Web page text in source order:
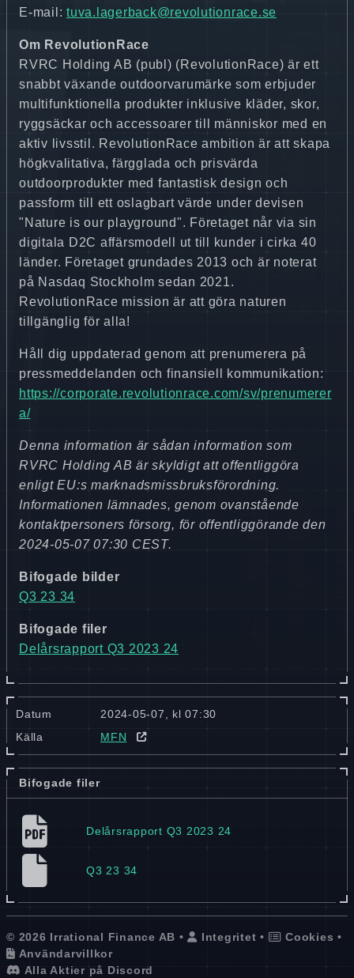
E-mail: tuva.lagerback@revolutionrace.se
Om RevolutionRace
RVRC Holding AB (publ) (RevolutionRace) är ett
snabbt växande outdoorvarumärke som erbjuder
multifunktionella produkter inklusive kläder, skor,
ryggsäckar och accessoarer till människor med en
aktiv livsstil. RevolutionRace ambition är att skapa
högkvalitativa, färgglada och prisvärda
outdoorprodukter med fantastisk design och
passform till ett oslagbart värde under devisen
"Nature is our playground". Företaget når via sin
digitala D2C affärsmodell ut till kunder i cirka 40
länder. Företaget grundades 2013 och är noterat
på Nasdaq Stockholm sedan 2021.
RevolutionRace mission är att göra naturen
tillgänglig för alla!
Håll dig uppdaterad genom att prenumerera på
pressmeddelanden och finansiell kommunikation:
https://corporate.revolutionrace.com/sv/prenumerer
a/
Denna information är sådan information som
RVRC Holding AB är skyldigt att offentliggöra
enligt EU:s marknadsmissbruksförordning.
Informationen lämnades, genom ovanstående
kontaktpersoners försorg, för offentliggörande den
2024-05-07 07:30 CEST.
Bifogade bilder
Q3 23 34
Bifogade filer
Delårsrapport Q3 2023 24
Datum
2024-05-07, kl 07:30
Källa
MFN
Bifogade filer
Delårsrapport Q3 2023 24
Q3 23 34
© 2026 Irrational Finance AB • Integritet • Cookies •
Användarvillkor
Alla Aktier på Discord